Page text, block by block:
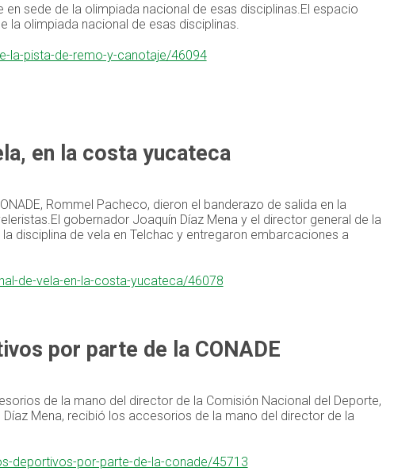
sede de la olimpiada nacional de esas disciplinas.El espacio
olimpiada nacional de esas disciplinas.
la-pista-de-remo-y-canotaje/46094
en la costa yucateca
Rommel Pacheco, dieron el banderazo de salida en la
gobernador Joaquín Díaz Mena y el director general de la
disciplina de vela en Telchac y entregaron embarcaciones a
de-vela-en-la-costa-yucateca/46078
por parte de la CONADE
de la mano del director de la Comisión Nacional del Deporte,
Mena, recibió los accesorios de la mano del director de la
deportivos-por-parte-de-la-conade/45713